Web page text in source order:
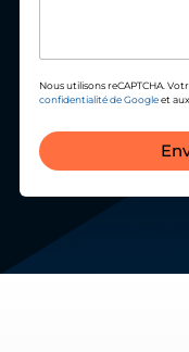
Nous utilisons reCAPTCHA.
confidentialité de Googleet aux